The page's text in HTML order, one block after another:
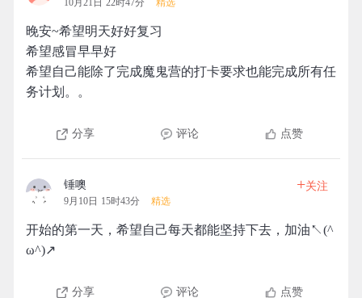
10月21日 22时47分 精选
晚安~希望明天好好复习
希望感冒早早好
希望自己能除了完成魔鬼营的打卡要求也能完成所有任
务计划。。
分享 评论 点赞
锤噢
9月10日 15时43分 精选
+关注
开始的第一天，希望自己每天都能坚持下去，加油↖(^
ω^)↗
分享 评论 点赞